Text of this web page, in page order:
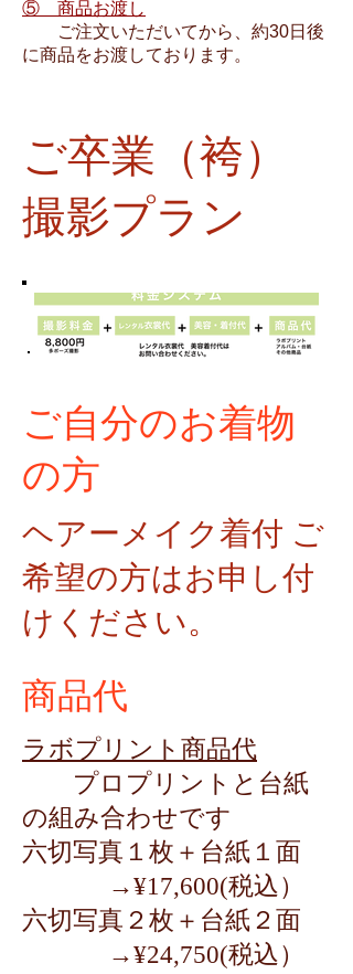
⑤ 商品お渡し
ご注文いただいてから、約30日後
に商品をお渡しております。
ご卒業（袴）
撮影プラン
ご自分のお着物
の方
ヘアーメイク着付 ご
希望の方はお申し付
けください。
商品代
ラボプリント商品代
プロプリントと台紙
の組み合わせです
六切写真１枚＋台紙１面
→¥17,600(税込）
六切写真２枚＋台紙２面
→¥24,750(税込）